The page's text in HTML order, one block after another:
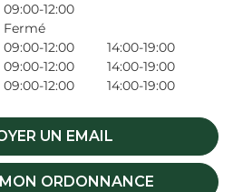
09:00-12:00
Fermé
09:00-12:00
14:00-19:00
09:00-12:00
14:00-19:00
09:00-12:00 14:00-19:00
UN EMAIL
ORDONNANCE